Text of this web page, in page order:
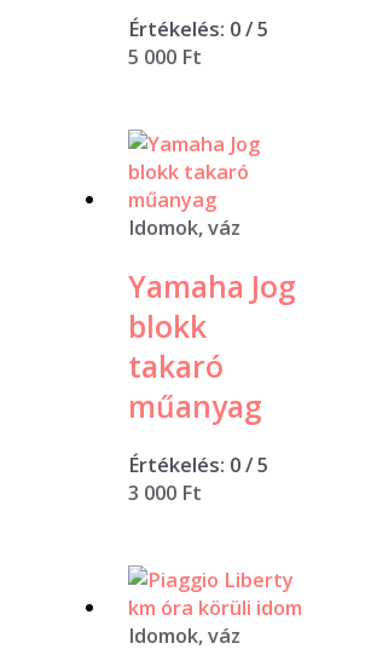
Értékelés: 0/ 5
5 000 Ft
Idomok, váz
Yamaha Jog
blokk
takaró
műanyag
Értékelés: 0/ 5
3 000 Ft
Idomok, váz